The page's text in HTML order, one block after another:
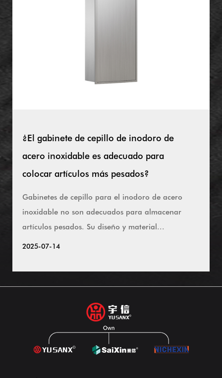
¿El gabinete de cepillo de inodoro de
acero inoxidable es adecuado para
colocar artículos más pesados?
Gabinetes de cepillo para el inodoro de acero
inoxidable no son adecuados para almacenar
artículos pesados. Su diseño y material...
2025-07-14